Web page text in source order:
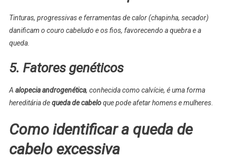
Tinturas, progressivas e ferramentas de calor (chapinha, secador)
danificam o couro cabeludo e os fios, favorecendo a quebra e a
queda.
5. Fatores genéticos
A alopecia androgenética, conhecida como calvície, é uma forma
hereditária dequeda de cabeloque pode afetar homens e mulheres.
Como identificar a queda de
cabelo excessiva